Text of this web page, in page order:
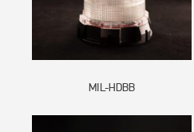
MIL-HDBB